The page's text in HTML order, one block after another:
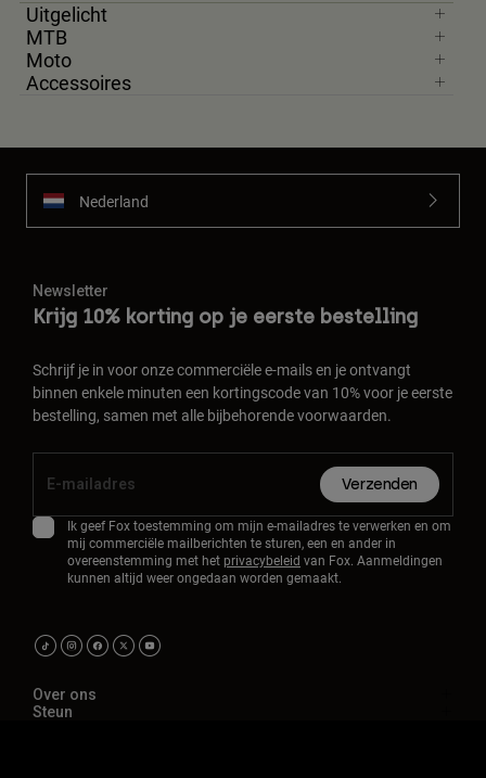
Uitgelicht
MTB
Moto
Accessoires
Nederland
Newsletter
Krijg 10% korting op je eerste bestelling
Schrijf je in voor onze commerciële e-mails en je ontvangt
binnen enkele minuten een kortingscode van 10% voor je eerste
bestelling, samen met alle bijbehorende voorwaarden.
Verzenden
Ik geef Fox toestemming om mijn e-mailadres te verwerken en om
mij commerciële mailberichten te sturen, een en ander in
overeenstemming met het privacybeleid van Fox. Aanmeldingen
kunnen altijd weer ongedaan worden gemaakt.
Over ons
Steun